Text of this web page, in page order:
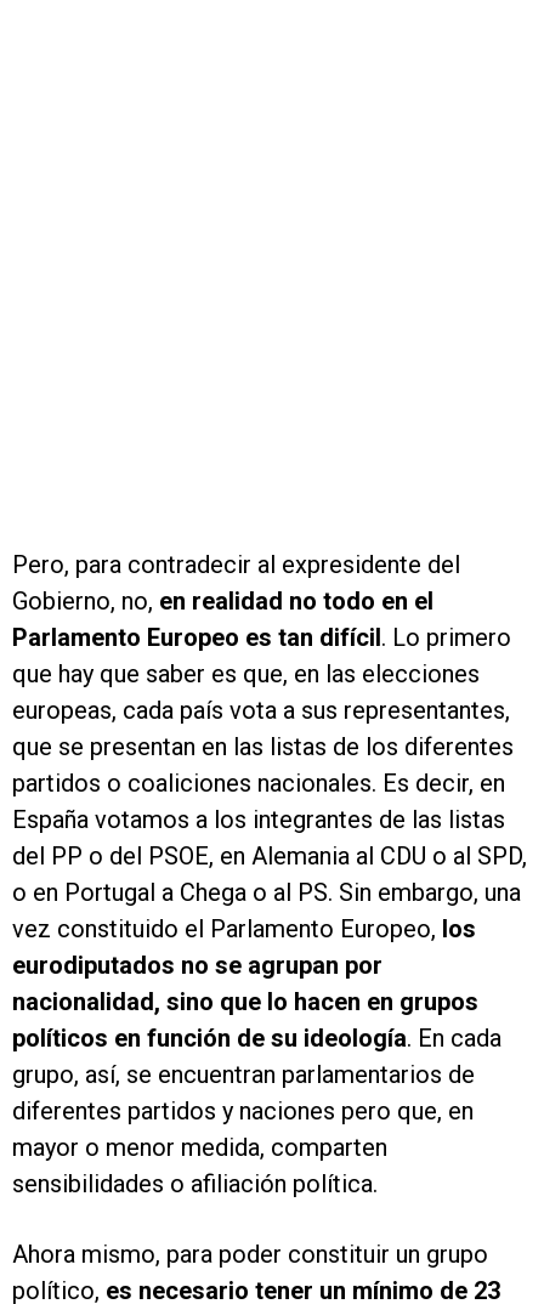
Pero, para contradecir al expresidente del
Gobierno, no, en realidad no todo en el
Parlamento Europeo es tan difícil. Lo primero
que hay que saber es que, en las elecciones
europeas, cada país vota a sus representantes,
que se presentan en las listas de los diferentes
partidos o coaliciones nacionales. Es decir, en
España votamos a los integrantes de las listas
del PP o del PSOE, en Alemania al CDU o al SPD,
o en Portugal a Chega o al PS. Sin embargo, una
vez constituido el Parlamento Europeo, los
eurodiputados no se agrupan por
nacionalidad, sino que lo hacen en grupos
políticos en función de su ideología. En cada
grupo, así, se encuentran parlamentarios de
diferentes partidos y naciones pero que, en
mayor o menor medida, comparten
sensibilidades o afiliación política.
Ahora mismo, para poder constituir un grupo
político, es necesario tener un mínimo de 23